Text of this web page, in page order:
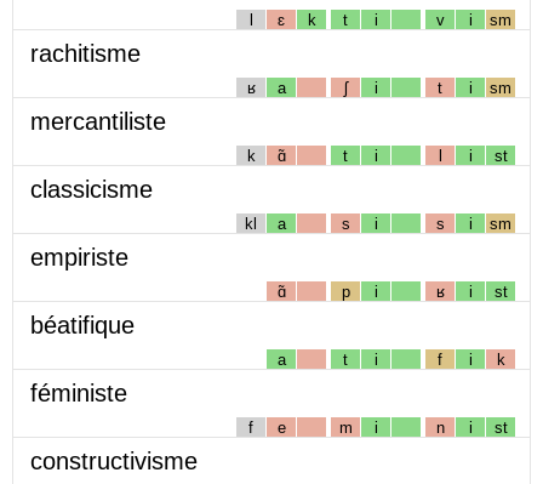
l ɛ k t i v i sm
rachitisme
ʁ a ʃ i t i sm
mercantiliste
k ɑ̃ t i l i st
classicisme
kl a s i s i sm
empiriste
ɑ̃ p i ʁ i st
béatifique
a t i f i k
féministe
f e m i n i st
constructivisme